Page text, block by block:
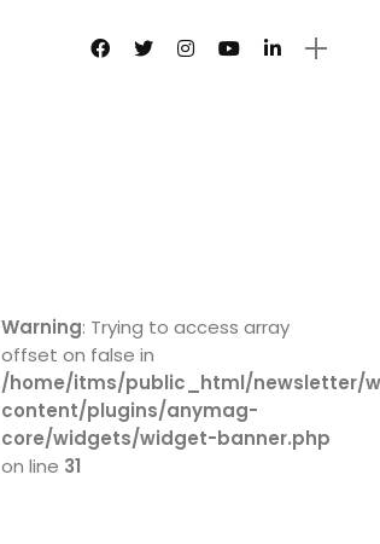
Warning: Trying to access array
offset on false in
/home/itms/public_html/newsletter/
content/plugins/anymag-
core/widgets/widget-banner.php
on line 31